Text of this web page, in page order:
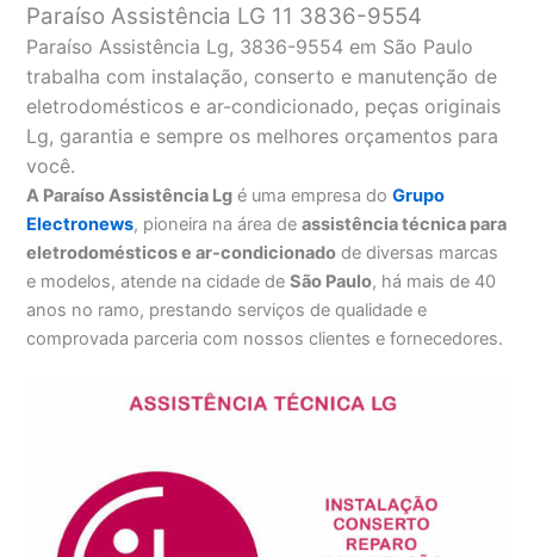
Paraíso Assistência LG 11 3836-9554
Paraíso Assistência Lg, 3836-9554 em São Paulo
trabalha com instalação, conserto e manutenção de
eletrodomésticos e ar-condicionado, peças originais
Lg, garantia e sempre os melhores orçamentos para
você.
A Paraíso Assistência Lg é uma empresa doGrupo
Electronews, pioneira na área deassistência técnica para
eletrodomésticos e ar-condicionado de diversas marcas
e modelos, atende na cidade deSão Paulo, há mais de 40
anos no ramo, prestando serviços de qualidade e
comprovada parceria com nossos clientes e fornecedores.